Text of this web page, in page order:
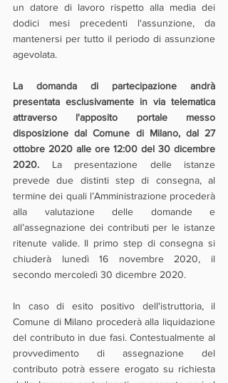
un datore di lavoro rispetto alla media dei
dodici mesi precedenti l'assunzione, da
mantenersi per tutto il periodo di assunzione
agevolata.
La domanda di partecipazione andrà
presentata esclusivamente in via telematica
attraverso l'apposito portale messo
disposizione dal Comune di Milano, dal 27
ottobre 2020 alle ore 12:00 del 30 dicembre
2020. La presentazione delle istanze
prevede due distinti step di consegna, al
termine dei quali l’Amministrazione procederà
alla valutazione delle domande e
all’assegnazione dei contributi per le istanze
ritenute valide. Il primo step di consegna si
chiuderà lunedì 16 novembre 2020, il
secondo mercoledì 30 dicembre 2020.
In caso di esito positivo dell'istruttoria, il
Comune di Milano procederà alla liquidazione
del contributo in due fasi. Contestualmente al
provvedimento di assegnazione del
contributo potrà essere erogato su richiesta